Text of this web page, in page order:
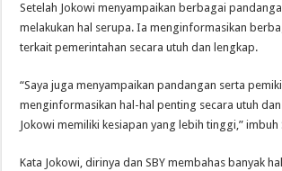
Setelah Jokowi menyampaikan berbagai
melakukan hal serupa. Ia menginformasikan
terkait pemerintahan secara utuh dan lengkap.
“Saya juga menyampaikan pandangan serta
menginformasikan hal-hal penting secara utuh
Jokowi memiliki kesiapan yang lebih tinggi,” imbuh
Kata Jokowi, dirinya dan SBY membahas banyak